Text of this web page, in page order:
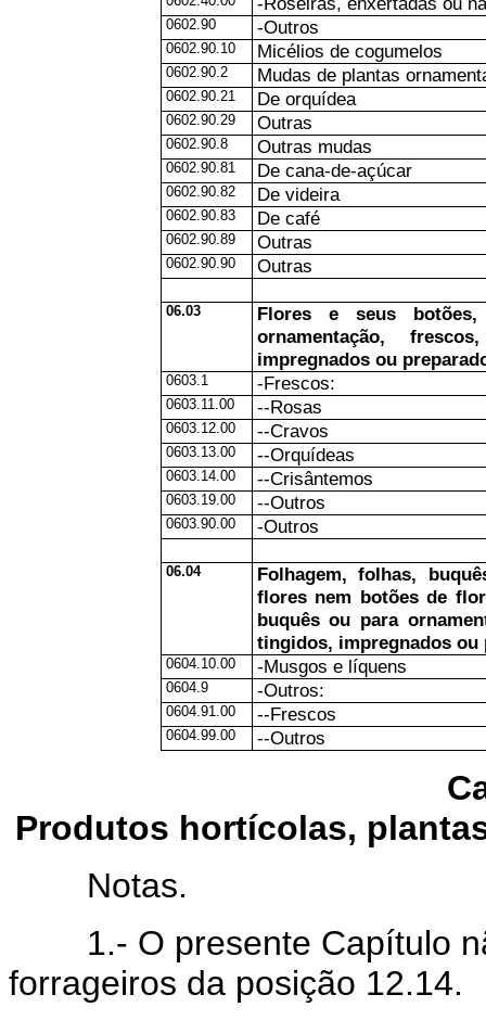
0602.90 -Outros
0602.90.10 Micélios de cogumelos
0602.90.2 Mudas de plantas
0602.90.21 De orquídea
0602.90.29 Outras
0602.90.8 Outras mudas
0602.90.81 De cana-de-açúcar
0602.90.82 De videira
0602.90.83 De café
0602.90.89 Outras
0602.90.90 Outras
06.03
Flores e seus
ornamentação,
impregnados ou
0603.1 -Frescos:
0603.11.00 --Rosas
0603.12.00 --Cravos
0603.13.00 --Orquídeas
0603.14.00 --Crisântemos
0603.19.00 --Outros
0603.90.00 -Outros
06.04
Folhagem, folhas,
flores nem botões de
buquês ou para
tingidos, impregnados ou
0604.10.00 -Musgos e líquens
0604.9 -Outros:
0604.91.00 --Frescos
0604.99.00 --Outros
Produtos hortícolas,
Notas.
1.- O presente Capítulo
forrageiros da posição 12.14.